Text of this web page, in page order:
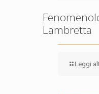
Lambretta
Leggi